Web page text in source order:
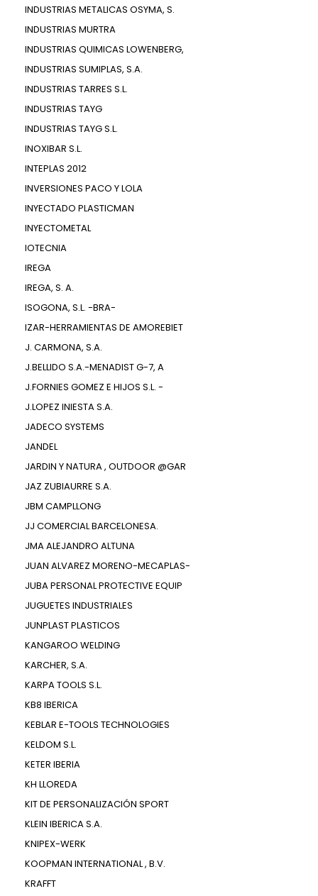
INDUSTRIAS METALICAS OSYMA, S.
INDUSTRIAS MURTRA
INDUSTRIAS QUIMICAS LOWENBERG,
INDUSTRIAS SUMIPLAS, S.A.
INDUSTRIAS TARRES S.L.
INDUSTRIAS TAYG
INDUSTRIAS TAYG S.L.
INOXIBAR S.L.
INTEPLAS 2012
INVERSIONES PACO Y LOLA
INYECTADO PLASTICMAN
INYECTOMETAL
IOTECNIA
IREGA
IREGA, S. A.
ISOGONA, S.L. -BRA-
IZAR-HERRAMIENTAS DE AMOREBIET
J. CARMONA, S.A.
J.BELLIDO S.A.-MENADIST G-7, A
J.FORNIES GOMEZ E HIJOS S.L. -
J.LOPEZ INIESTA S.A.
JADECO SYSTEMS
JANDEL
JARDIN Y NATURA , OUTDOOR @GAR
JAZ ZUBIAURRE S.A.
JBM CAMPLLONG
JJ COMERCIAL BARCELONESA.
JMA ALEJANDRO ALTUNA
JUAN ALVAREZ MORENO-MECAPLAS-
JUBA PERSONAL PROTECTIVE EQUIP
JUGUETES INDUSTRIALES
JUNPLAST PLASTICOS
KANGAROO WELDING
KARCHER, S.A.
KARPA TOOLS S.L.
KB8 IBERICA
KEBLAR E-TOOLS TECHNOLOGIES
KELDOM S.L.
KETER IBERIA
KH LLOREDA
KIT DE PERSONALIZACIÓN SPORT
KLEIN IBERICA S.A.
KNIPEX-WERK
KOOPMAN INTERNATIONAL , B.V.
KRAFFT